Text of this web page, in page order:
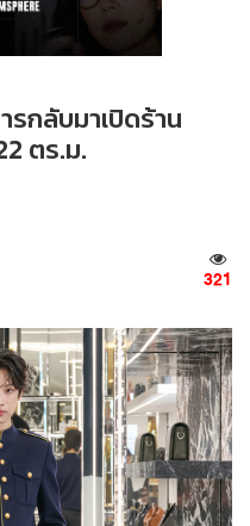
รกลับมาเปิดร้าน
ตร.ม.
321